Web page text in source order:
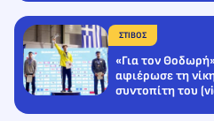
ΣΤΙΒΟΣ
«Για τον
αφιέρωσε τη
συντοπίτη του